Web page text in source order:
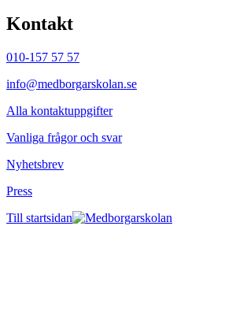
Kontakt
010-157 57 57
info@medborgarskolan.se
Alla kontaktuppgifter
Vanliga frågor och svar
Nyhetsbrev
Press
Till startsidan